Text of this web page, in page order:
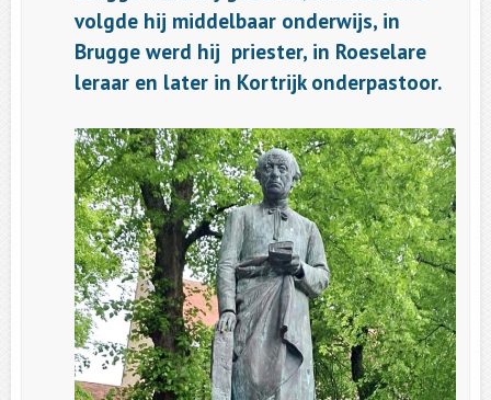
volgde hij middelbaar onderwijs, in
Brugge werd hij priester, in Roeselare
leraar en later in Kortrijk onderpastoor.